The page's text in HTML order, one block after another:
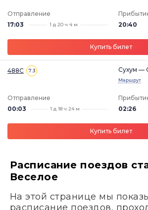
Отправление
17:03
1 д 20 ч 4 м
20:40
Купить билет
488С 7.3 Сухум —
Маршрут
Отправление
00:03
1 д 18 ч 24 м
02:26
Купить билет
Расписание поездов
Веселое
На этой странице мы
расписание поездов,